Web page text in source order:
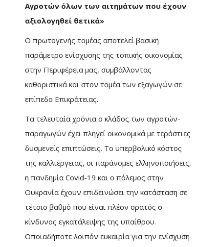
Αγροτών όλων των αιτημάτων που έχουν
αξιολογηθεί θετικά»
Ο πρωτογενής τομέας αποτελεί βασική
παράμετρο ενίσχυσης της τοπικής οικονομίας
στην Περιφέρεια μας, συμβάλλοντας
καθοριστικά και στον τομέα των εξαγωγών σε
επίπεδο Επικράτειας.
Τα τελευταία χρόνια ο κλάδος των αγροτών-
παραγωγών έχει πληγεί οικονομικά με τεράστιες
δυσμενείς επιπτώσεις. Το υπερβολικό κόστος
της καλλιέργειας, οι παράνομες ελληνοποιήσεις,
η πανδημία Covid-19 και ο πόλεμος στην
Ουκρανία έχουν επιδεινώσει την κατάσταση σε
τέτοιο βαθμό που είναι πλέον ορατός ο
κίνδυνος εγκατάλειψης της υπαίθρου.
Οποιαδήποτε λοιπόν ευκαιρία για την ενίσχυση